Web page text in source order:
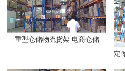
重型仓储物流货架 电商仓储